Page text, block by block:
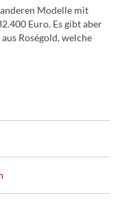
Modelle mit
Euro. Es gibt aber
Roségold, welche